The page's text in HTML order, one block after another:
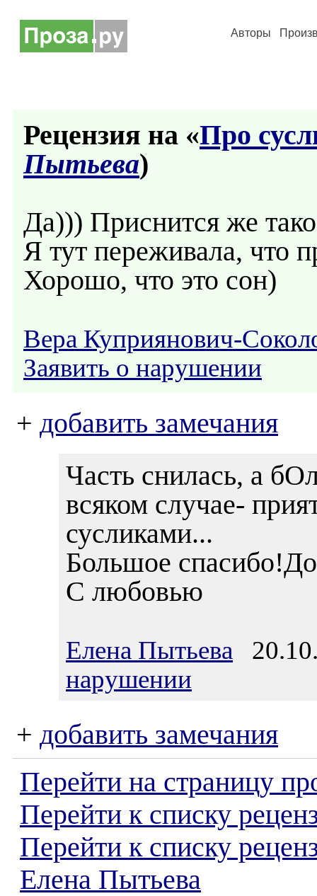
Авторы
Рецензия на «Про
Пытьева)
Да))) Приснится же
Я тут переживала, что
Хорошо, что это сон)
Вера Куприянович-
Заявить о нарушении
+ добавить замечания
Часть снилась, а
всяком случае-
сусликами...
Большое
С любовью
Елена Пытьева
нарушении
+ добавить замечания
Перейти на страницу
Перейти к списку
Перейти к списку
Елена Пытьева